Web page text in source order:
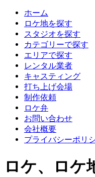
ホーム
ロケ地を探す
スタジオを探す
カテゴリーで探す
エリアで探す
レンタル業者
キャスティング
打ち上げ会場
制作依頼
ロケ弁
お問い合わせ
会社概要
プライバシーポリ
ロケ、ロケ